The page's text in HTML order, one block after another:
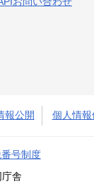
報公開 個人情報
号制度
舎